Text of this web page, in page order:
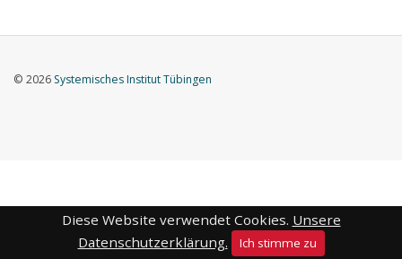
© 2026 Systemisches Institut Tübingen
Diese Website verwendet Cookies. Unsere
Datenschutzerklärung.
Ich stimme zu